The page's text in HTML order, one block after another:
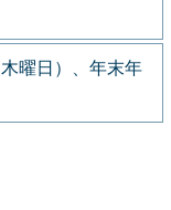
曜日）、年末年